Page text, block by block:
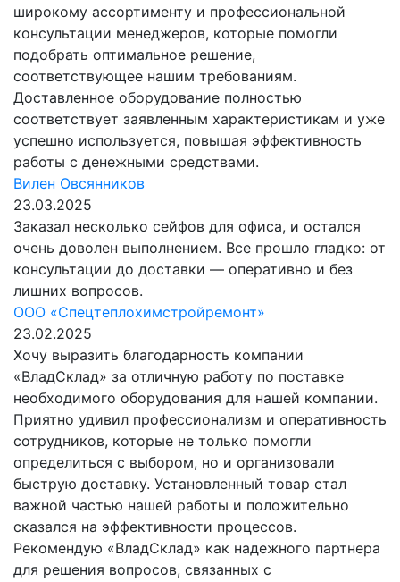
широкому ассортименту и профессиональной
консультации менеджеров, которые помогли
подобрать оптимальное решение,
соответствующее нашим требованиям.
Доставленное оборудование полностью
соответствует заявленным характеристикам и уже
успешно используется, повышая эффективность
работы с денежными средствами.
Вилен Овсянников
23.03.2025
Заказал несколько сейфов для офиса, и остался
очень доволен выполнением. Все прошло гладко: от
консультации до доставки — оперативно и без
лишних вопросов.
ООО «Спецтеплохимстройремонт»
23.02.2025
Хочу выразить благодарность компании
«ВладСклад» за отличную работу по поставке
необходимого оборудования для нашей компании.
Приятно удивил профессионализм и оперативность
сотрудников, которые не только помогли
определиться с выбором, но и организовали
быструю доставку. Установленный товар стал
важной частью нашей работы и положительно
сказался на эффективности процессов.
Рекомендую «ВладСклад» как надежного партнера
для решения вопросов, связанных с